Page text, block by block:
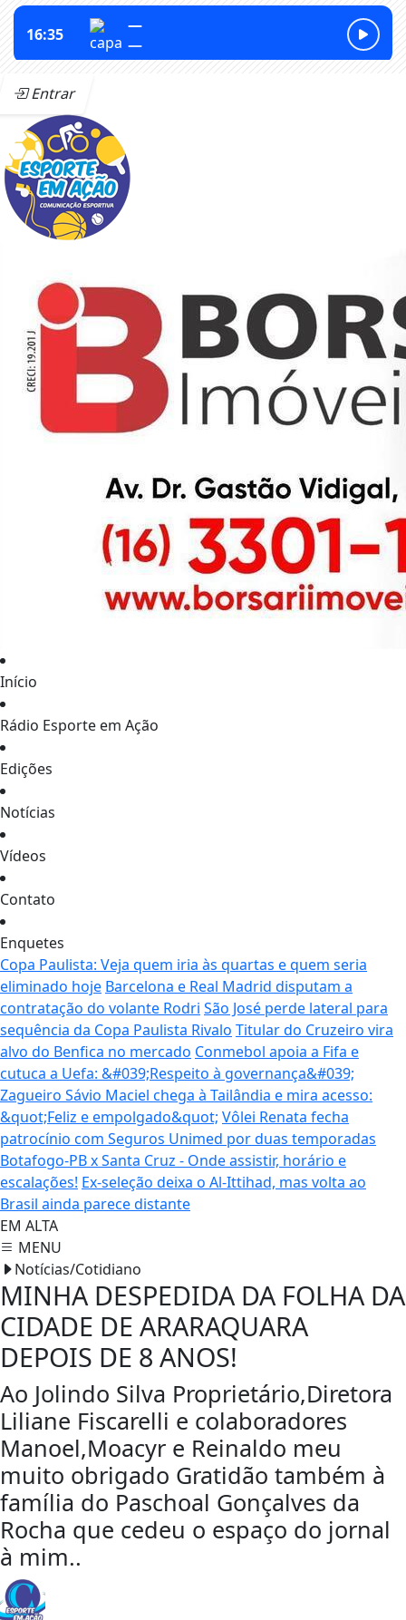
Entrar
Início
Rádio Esporte em Ação
Edições
Notícias
Vídeos
Contato
Enquetes
Copa Paulista: Veja quem iria às quartas e quem seria
eliminado hoje Barcelona e Real Madrid disputam a
contratação do volante Rodri São José perde lateral para
sequência da Copa Paulista Rivalo Titular do Cruzeiro vira
alvo do Benfica no mercado Conmebol apoia a Fifa e
cutuca a Uefa: &#039;Respeito à governança&#039;
Zagueiro Sávio Maciel chega à Tailândia e mira acesso:
&quot;Feliz e empolgado&quot; Vôlei Renata fecha
patrocínio com Seguros Unimed por duas temporadas
Botafogo-PB x Santa Cruz - Onde assistir, horário e
escalações! Ex-seleção deixa o Al-Ittihad, mas volta ao
Brasil ainda parece distante
EM ALTA
MENU
Notícias/Cotidiano
MINHA DESPEDIDA DA FOLHA DA
CIDADE DE ARARAQUARA
DEPOIS DE 8 ANOS!
Ao Jolindo Silva Proprietário,Diretora
Liliane Fiscarelli e colaboradores
Manoel,Moacyr e Reinaldo meu
muito obrigado Gratidão também à
família do Paschoal Gonçalves da
Rocha que cedeu o espaço do jornal
à mim..